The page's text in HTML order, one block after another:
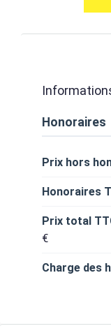
Honoraires
Prix hors
Honoraires
Prix total
€
Charge des